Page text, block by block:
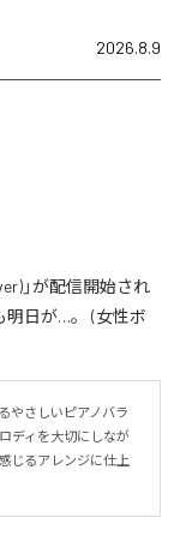
2026.8.9
」が配信開始され
明日が…。 (女性ボ
やさしいピアノバラ
ディを大切にしなが
じるアレンジに仕上